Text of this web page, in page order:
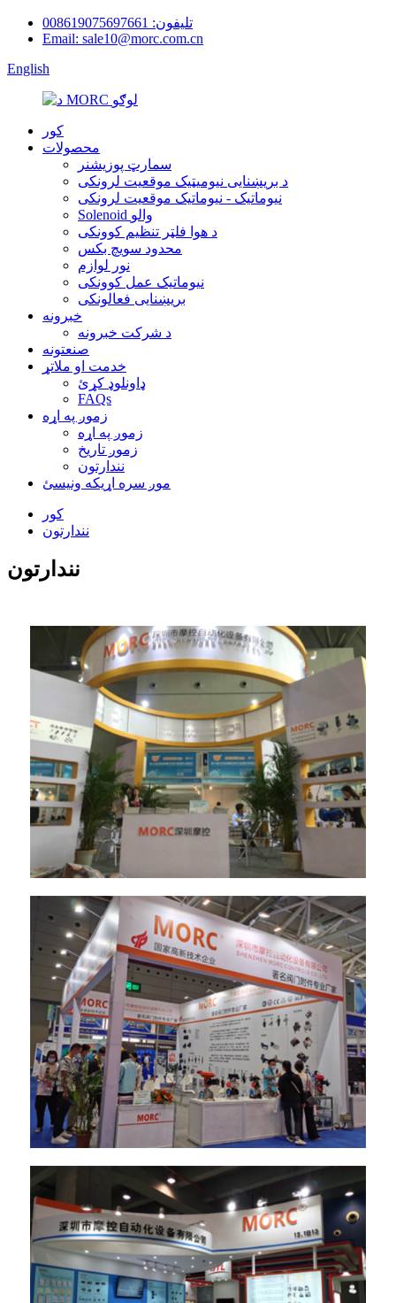
تلیفون: 008619075697661
Email: sale10@morc.com.cn
English
کور
محصولات
سمارټ پوزیشنر
د بریښنایی نیومیټیک موقعیت لرونکی
نیوماتیک - نیوماتیک موقعیت لرونکی
Solenoid والو
د هوا فلټر تنظیم کوونکی
محدود سویچ بکس
نور لوازم
نیوماتیک عمل کوونکی
بریښنایی فعالونکی
خبرونه
د شرکت خبرونه
صنعتونه
خدمت او ملاتړ
ډاونلوډ کړئ
FAQs
زموږ په اړه
زموږ په اړه
زموږ تاریخ
نندارتون
موږ سره اړیکه ونیسئ
کور
نندارتون
نندارتون